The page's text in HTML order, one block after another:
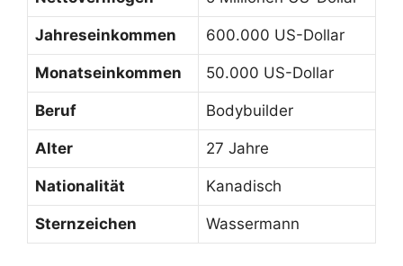
Jahreseinkommen 600.000 US-Dollar
Monatseinkommen 50.000 US-Dollar
Beruf Bodybuilder
Alter 27 Jahre
Nationalität Kanadisch
Sternzeichen Wassermann